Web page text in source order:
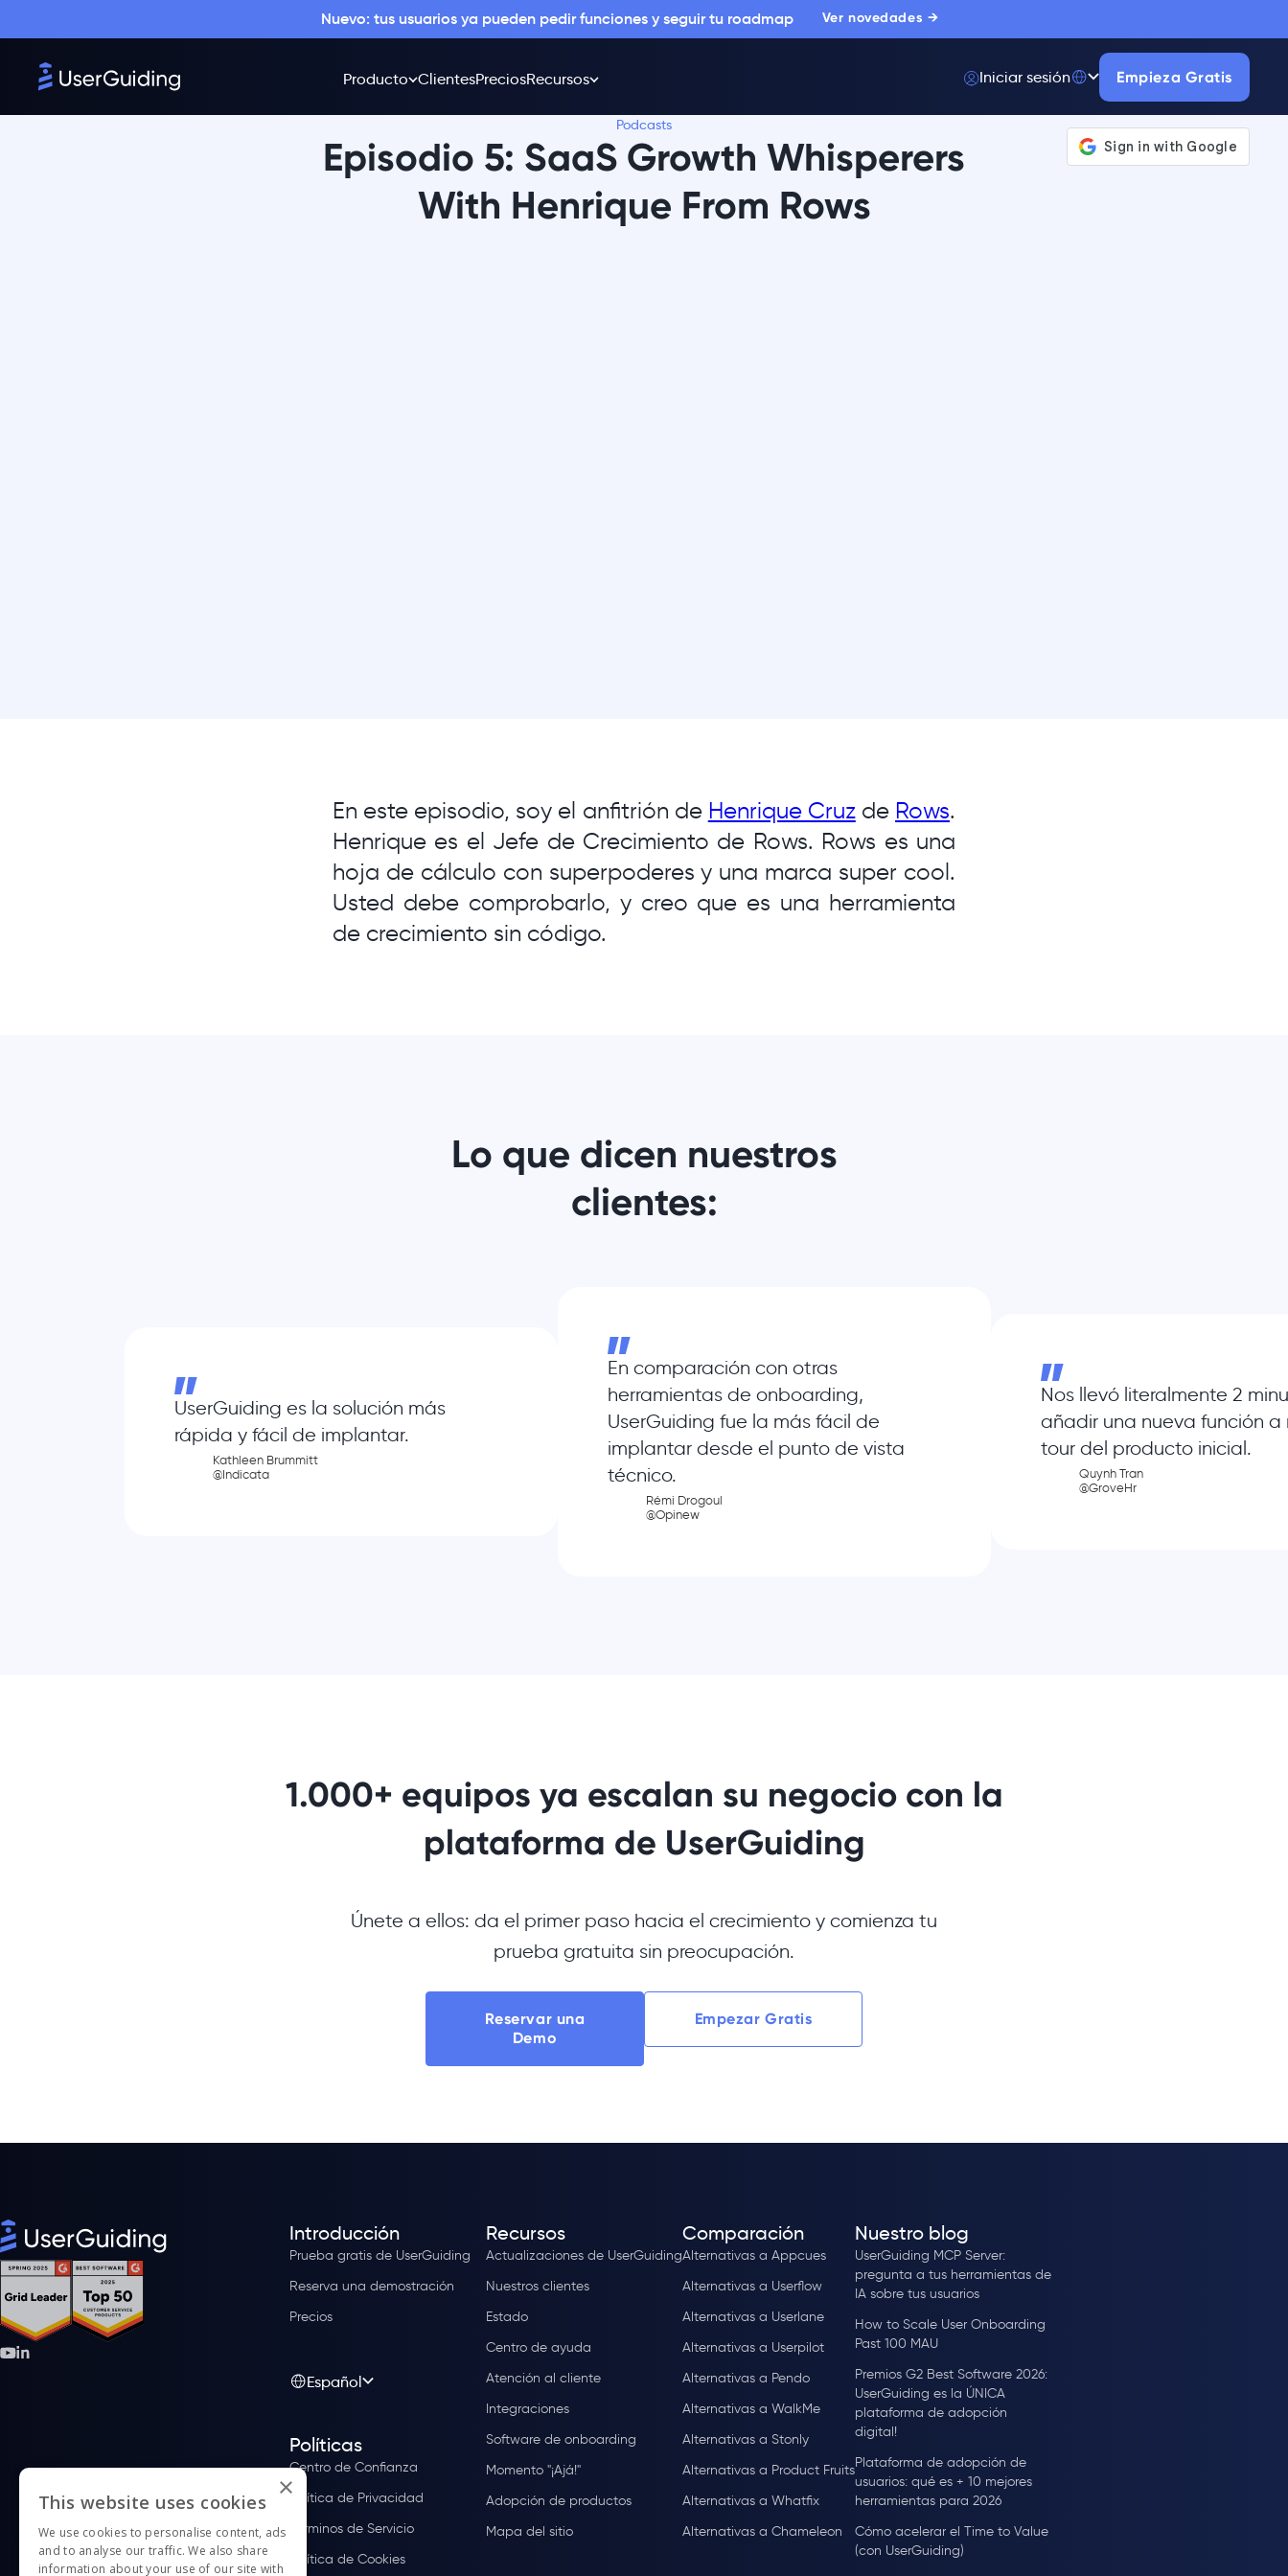
Nuevo: tus usuarios ya pueden pedir funciones y seguir tu roadmap Ver novedades →
Producto ClientesPreciosRecursos Iniciar sesión Empieza Gratis
Podcasts
Episodio 5: SaaS Growth Whisperers
With Henrique From Rows
En este episodio, soy el anfitrión de Henrique Cruzde Rows.
Henrique es el Jefe de Crecimiento de Rows. Rows es una
hoja de cálculo con superpoderes y una marca super cool.
Usted debe comprobarlo, y creo que es una herramienta
de crecimiento sin código.
Lo que dicen nuestros
clientes:
UserGuiding es la solución más
rápida y fácil de implantar.
Kathleen Brummitt
@Indicata
En comparación con otras
herramientas de onboarding,
UserGuiding fue la más fácil de
implantar desde el punto de vista
técnico.
Rémi Drogoul
@Opinew
Nos llevó literalmente 2
añadir una nueva función a
tour del producto inicial.
Quynh Tran
@GroveHr
1.000+ equipos ya escalan su negocio con la
plataforma de UserGuiding
Únete a ellos: da el primer paso hacia el crecimiento y comienza tu
prueba gratuita sin preocupación.
Reservar una
Demo
Empezar Gratis
Introducción
Prueba gratis de UserGuiding
Reserva una demostración
Precios
Español
Políticas
Centro de Confianza
Política de Privacidad
Términos de Servicio
Política de Cookies
Recursos
Actualizaciones de UserGuiding
Nuestros clientes
Estado
Centro de ayuda
Atención al cliente
Integraciones
Software de onboarding
Momento "¡Ajá!"
Adopción de productos
Mapa del sitio
Comparación
Alternativas a Appcues
Alternativas a Userflow
Alternativas a Userlane
Alternativas a Userpilot
Alternativas a Pendo
Alternativas a WalkMe
Alternativas a Stonly
Alternativas a Product Fruits
Alternativas a Whatfix
Alternativas a Chameleon
Nuestro blog
UserGuiding MCP Server:
pregunta a tus herramientas de
IA sobre tus usuarios
How to Scale User Onboarding
Past 100 MAU
Premios G2 Best Software 2026:
UserGuiding es la ÚNICA
plataforma de adopción
digital!
Plataforma de adopción de
usuarios: qué es + 10 mejores
herramientas para 2026
Cómo acelerar el Time to Value
(con UserGuiding)
×
This website uses cookies
We use cookies to personalise content, ads
and to analyse our traffic. We also share
information about your use of our site with